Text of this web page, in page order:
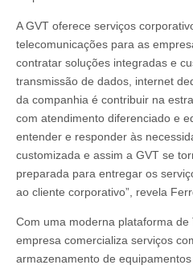
A GVT oferece serviços
telecomunicações para as
contratar soluções integradas e
transmissão de dados, internet
da companhia é contribuir na
com atendimento diferenciado e
entender e responder às
customizada e assim a GVT se
preparada para entregar os
ao cliente corporativo”, revela
Com uma moderna plataforma de
empresa comercializa serviços
armazenamento de